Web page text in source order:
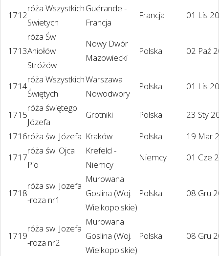
1712
róża Wszystkich
Swietych
Guérande -
Francja
Francja 01 Lis
1713
róża Św
Aniołów
Stróżów
Nowy Dwór
Mazowiecki
Polska 02 Paź
1714
róża Wszystkich
Świętych
Warszawa
Nowodwory
Polska 01 Lis
1715
róża świętego
Józefa
Grotniki Polska
23 Sty
1716róża św. Józefa Kraków Polska
19 Mar
1717
róża św. Ojca
Pio
Krefeld -
Niemcy
Niemcy 01 Cze
1718
róża sw. Jozefa
-roza nr1
Murowana
Goslina (Woj.
Wielkopolskie)
Polska 08 Gru
1719
róża sw. Jozefa
-roza nr2
Murowana
Goslina (Woj.
Wielkopolskie)
Polska 08 Gru